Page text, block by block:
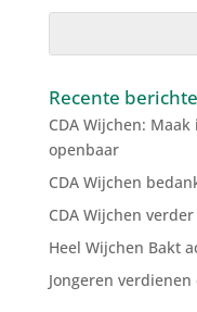
Recente
CDA Wijchen:
openbaar
CDA Wijchen
CDA Wijchen
Heel Wijchen Bakt
Jongeren